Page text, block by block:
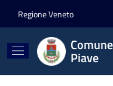
Regione Veneto
Piave